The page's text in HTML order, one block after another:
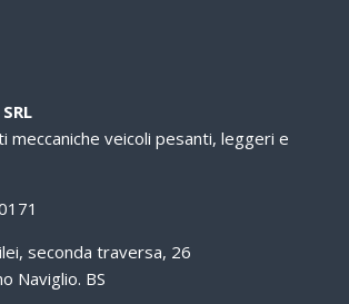
meccaniche veicoli pesanti, leggeri e
seconda traversa, 26
Naviglio. BS